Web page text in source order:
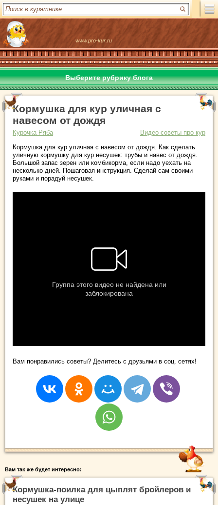
www.pro-kur.ru
Выберите рубрику блога
Кормушка для кур уличная с
навесом от дождя
Курочка Ряба
Видео советы про кур
Кормушка для кур уличная с навесом от дождя. Как сделать
уличную кормушку для кур несушек: трубы и навес от дождя.
Большой запас зерен или комбикорма, если надо уехать на
несколько дней. Пошаговая инструкция. Сделай сам своими
руками и порадуй несушек.
Вам понравились советы? Делитесь с друзьями в соц. сетях!
Вам так же будет интересно:
Кормушка-поилка для цыплят бройлеров и
несушек на улице